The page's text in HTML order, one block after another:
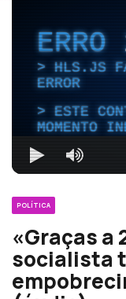
ERRO
HLS.JS
ERROR
ESTE
MOMENTO
POLÍTICA
«Graças a
socialista